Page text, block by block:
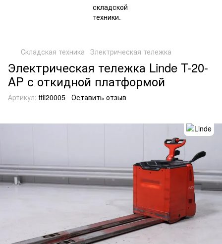
Складская техника Электрическая тележка
Электрическая тележка Linde T-20-
AP с откидной платформой
Артикул: ttli20005 Оставить отзыв